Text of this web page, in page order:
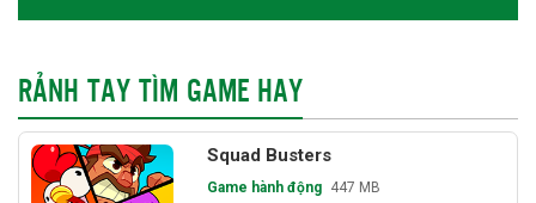
RẢNH TAY TÌM GAME HAY
Squad Busters
Game hành động 447 MB